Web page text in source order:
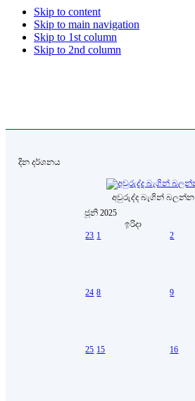
Skip to content
Skip to main navigation
Skip to 1st column
Skip to 2nd column
දින දර්ශනය
අවුරුද්ද බැගින් බලන්න
ජූනි 2025
ඉරිදා
23 1 2
24 8 9
25 15 16